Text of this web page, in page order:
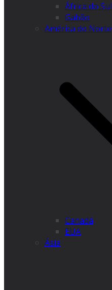
África do Sul
Gabão
América do Norte
Canadá
EUA
Ásia